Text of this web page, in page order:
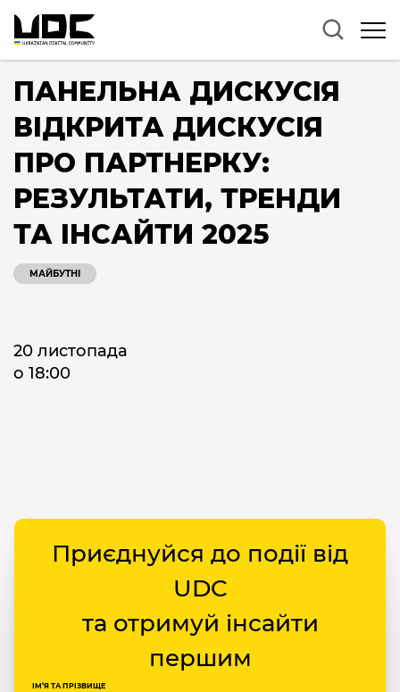
ПАНЕЛЬНА ДИСКУСІЯ
ВІДКРИТА ДИСКУСІЯ
ПРО ПАРТНЕРКУ:
РЕЗУЛЬТАТИ, ТРЕНДИ
ТА ІНСАЙТИ 2025
МАЙБУТНІ
20 листопада
о 18:00
Приєднуйся до події від
UDC
та отримуй інсайти
першим
ІМ‘Я ТА ПРІЗВИЩЕ